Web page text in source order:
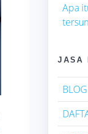
Apa
JASA
BLOG